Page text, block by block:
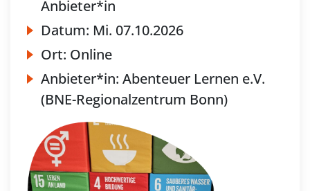
Anbieter*in
Datum: Mi. 07.10.2026
Ort: Online
Anbieter*in: Abenteuer Lernen e.V.
(BNE-Regionalzentrum Bonn)